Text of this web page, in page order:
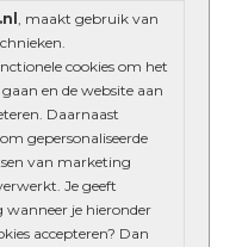
, maakt gebruik van
cookies om het
en de website aan
Daarnaast
gepersonaliseerde
van marketing
Je geeft
je hieronder
accepteren? Dan